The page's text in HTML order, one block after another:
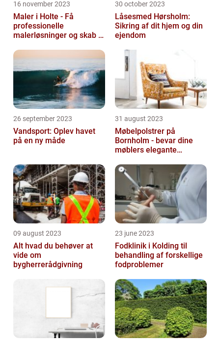
16 november 2023
Maler i Holte - Få
professionelle
malerløsninger og skab et
30 october 2023
Låsesmed Hørsholm:
Sikring af dit hjem og din
ejendom
26 september 2023
Vandsport: Oplev havet
på en ny måde
31 august 2023
Møbelpolstrer på
Bornholm - bevar dine
møblers elegante
09 august 2023
Alt hvad du behøver at
vide om
bygherrerådgivning
23 june 2023
Fodklinik i Kolding til
behandling af forskellige
fodproblemer